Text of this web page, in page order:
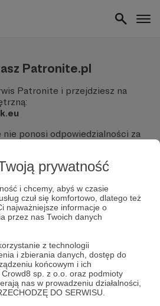
prywatność
i chcemy, abyś w czasie
czuł się komfortowo, dlatego też
najważniejsze informacje o
przez nas Twoich danych
z technologii
i zbierania danych, dostęp do
końcowym i ich
sp. z o.o. oraz podmioty
nas w prowadzeniu działalności,
DO SERWISU.
Patronite.pl
Patronite i przejdziesz na
ponosi odpowiedzialności za
logowania ani informacji
stronach.
URL, zanim klikniesz przycisk
wróć do Patronite i zweryfikuj
kontynuować?
do strony